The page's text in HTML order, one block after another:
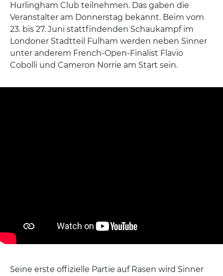
Hurlingham Club teilnehmen. Das gaben die
Veranstalter am Donnerstag bekannt. Beim vom
23. bis 27. Juni stattfindenden Schaukampf im
Londoner Stadtteil Fulham werden neben Sinner
unter anderem French-Open-Finalist Flavio
Cobolli und Cameron Norrie am Start sein.
Seine erste offizielle Partie auf Rasen wird Sinner